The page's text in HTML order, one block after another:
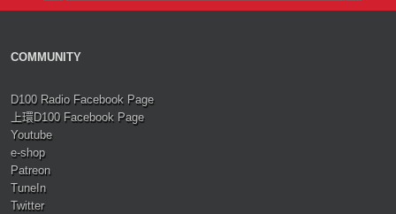
COMMUNITY
D100 Radio Facebook Page
上環D100 Facebook Page
Youtube
e-shop
Patreon
TuneIn
Twitter